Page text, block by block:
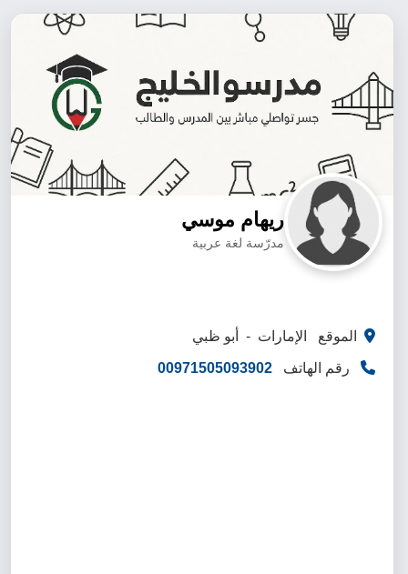
ريهام موسي
مدرّسة لغة عربية
الموقع الإمارات - أبو ظبي
رقم الهاتف 00971505093902